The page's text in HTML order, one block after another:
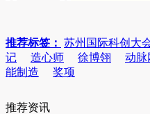
推荐标签： 苏州国际科创大
记
造心师 徐博翎 动脉
能制造
奖项
推荐资讯